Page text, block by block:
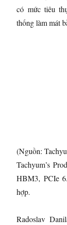
có mức tiêu
thống làm mát
(Nguồn:
Tachyum’s
HBM3, PCIe
hợp.
Radoslav